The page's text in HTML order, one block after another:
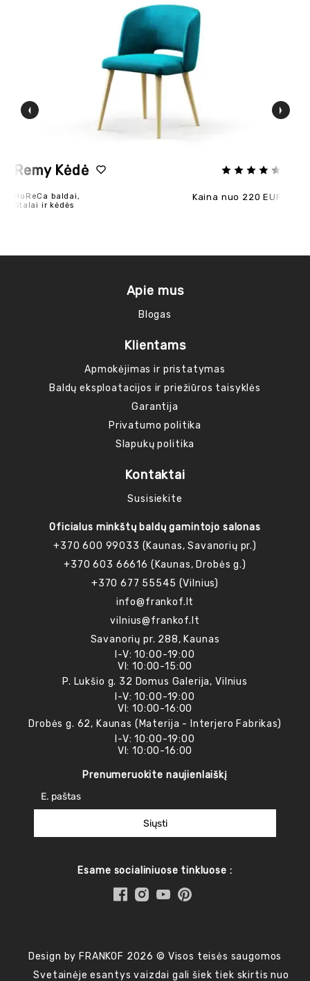
Remy Kėdė
HoReCa baldai,
Stalai ir kėdės
Kaina nuo 220 EUR
Apie mus
Blogas
Klientams
Apmokėjimas ir pristatymas
Baldų eksploatacijos ir priežiūros taisyklės
Garantija
Privatumo politika
Slapukų politika
Kontaktai
Susisiekite
Oficialus minkštų baldų gamintojo salonas
+370 600 99033 (Kaunas, Savanorių pr.)
+370 603 66616 (Kaunas, Drobės g.)
+370 677 55545 (Vilnius)
info@frankof.lt
vilnius@frankof.lt
Savanorių pr. 288, Kaunas
I-V: 10:00-19:00
VI: 10:00-15:00
P. Lukšio g. 32 Domus Galerija, Vilnius
I-V: 10:00-19:00
VI: 10:00-16:00
Drobės g. 62, Kaunas (Materija - Interjero Fabrikas)
I-V: 10:00-19:00
VI: 10:00-16:00
Prenumeruokite naujienlaiškį
Siųsti
Esame socialiniuose tinkluose :
Design by FRANKOF 2026 © Visos teisės saugomos
Svetainėje esantys vaizdai gali šiek tiek skirtis nuo